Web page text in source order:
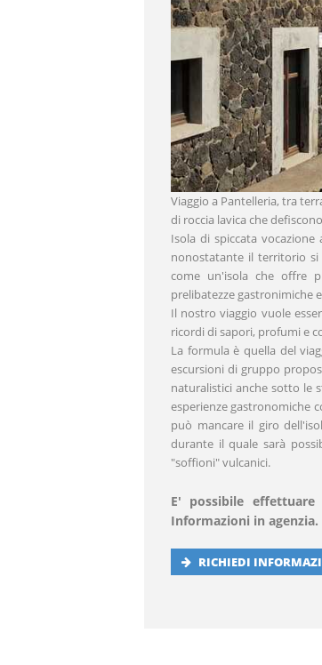
Viaggio a Pantelleria, tra
di roccia lavica che
Isola di spiccata
nonostatante il territorio si
come un'isola che offre
prelibatezze gastronimiche
Il nostro viaggio vuole
ricordi di sapori, profumi e
La formula è quella del
escursioni di gruppo
naturalistici anche sotto le
esperienze gastronomiche
può mancare il giro
durante il quale sarà
"soffioni" vulcanici.
E' possibile
Informazioni in agenzia.
RICHIEDI